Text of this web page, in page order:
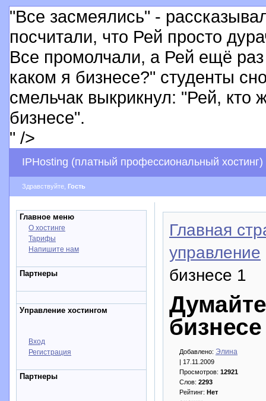
"Все засмеялись" -
посчитали, что Рей просто
Все промолчали, а Рей ещё
каком я бизнесе?" студенты
смельчак выкрикнул: "Рей, кто
бизнесе".
" />
IPHosting (платный профессиональный хостинг)
Здравствуйте, Гость
Главное меню
О хостинге
Тарифы
Напишите нам
Партнеры
Управление хостингом
Вход
Регистрация
Партнеры
Главная
управление
бизнесе 1
Добавлено: Элина
| 17.11.2009
Просмотров: 12921
Слов: 2293
Рейтинг: Нет